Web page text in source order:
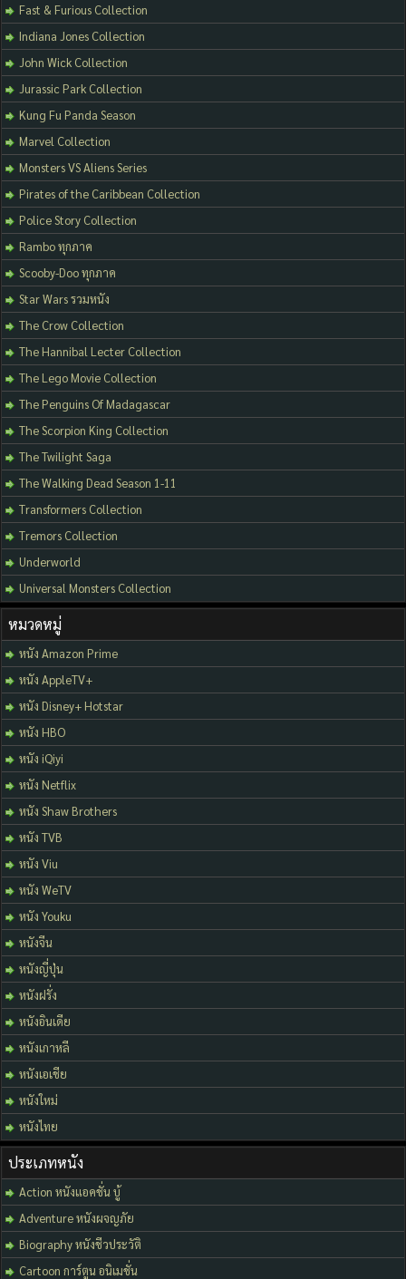
Fast & Furious Collection
Indiana Jones Collection
John Wick Collection
Jurassic Park Collection
Kung Fu Panda Season
Marvel Collection
Monsters VS Aliens Series
Pirates of the Caribbean Collection
Police Story Collection
Rambo ทุกภาค
Scooby-Doo ทุกภาค
Star Wars รวมหนัง
The Crow Collection
The Hannibal Lecter Collection
The Lego Movie Collection
The Penguins Of Madagascar
The Scorpion King Collection
The Twilight Saga
The Walking Dead Season 1-11
Transformers Collection
Tremors Collection
Underworld
Universal Monsters Collection
หมวดหมู่
หนัง Amazon Prime
หนัง AppleTV+
หนัง Disney+ Hotstar
หนัง HBO
หนัง iQiyi
หนัง Netflix
หนัง Shaw Brothers
หนัง TVB
หนัง Viu
หนัง WeTV
หนัง Youku
หนังจีน
หนังญี่ปุ่น
หนังฝรั่ง
หนังอินเดีย
หนังเกาหลี
หนังเอเชีย
หนังใหม่
หนังไทย
ประเภทหนัง
Action หนังแอคชั่น บู้
Adventure หนังผจญภัย
Biography หนังชีวประวัติ
Cartoon การ์ตูน อนิเมชั่น